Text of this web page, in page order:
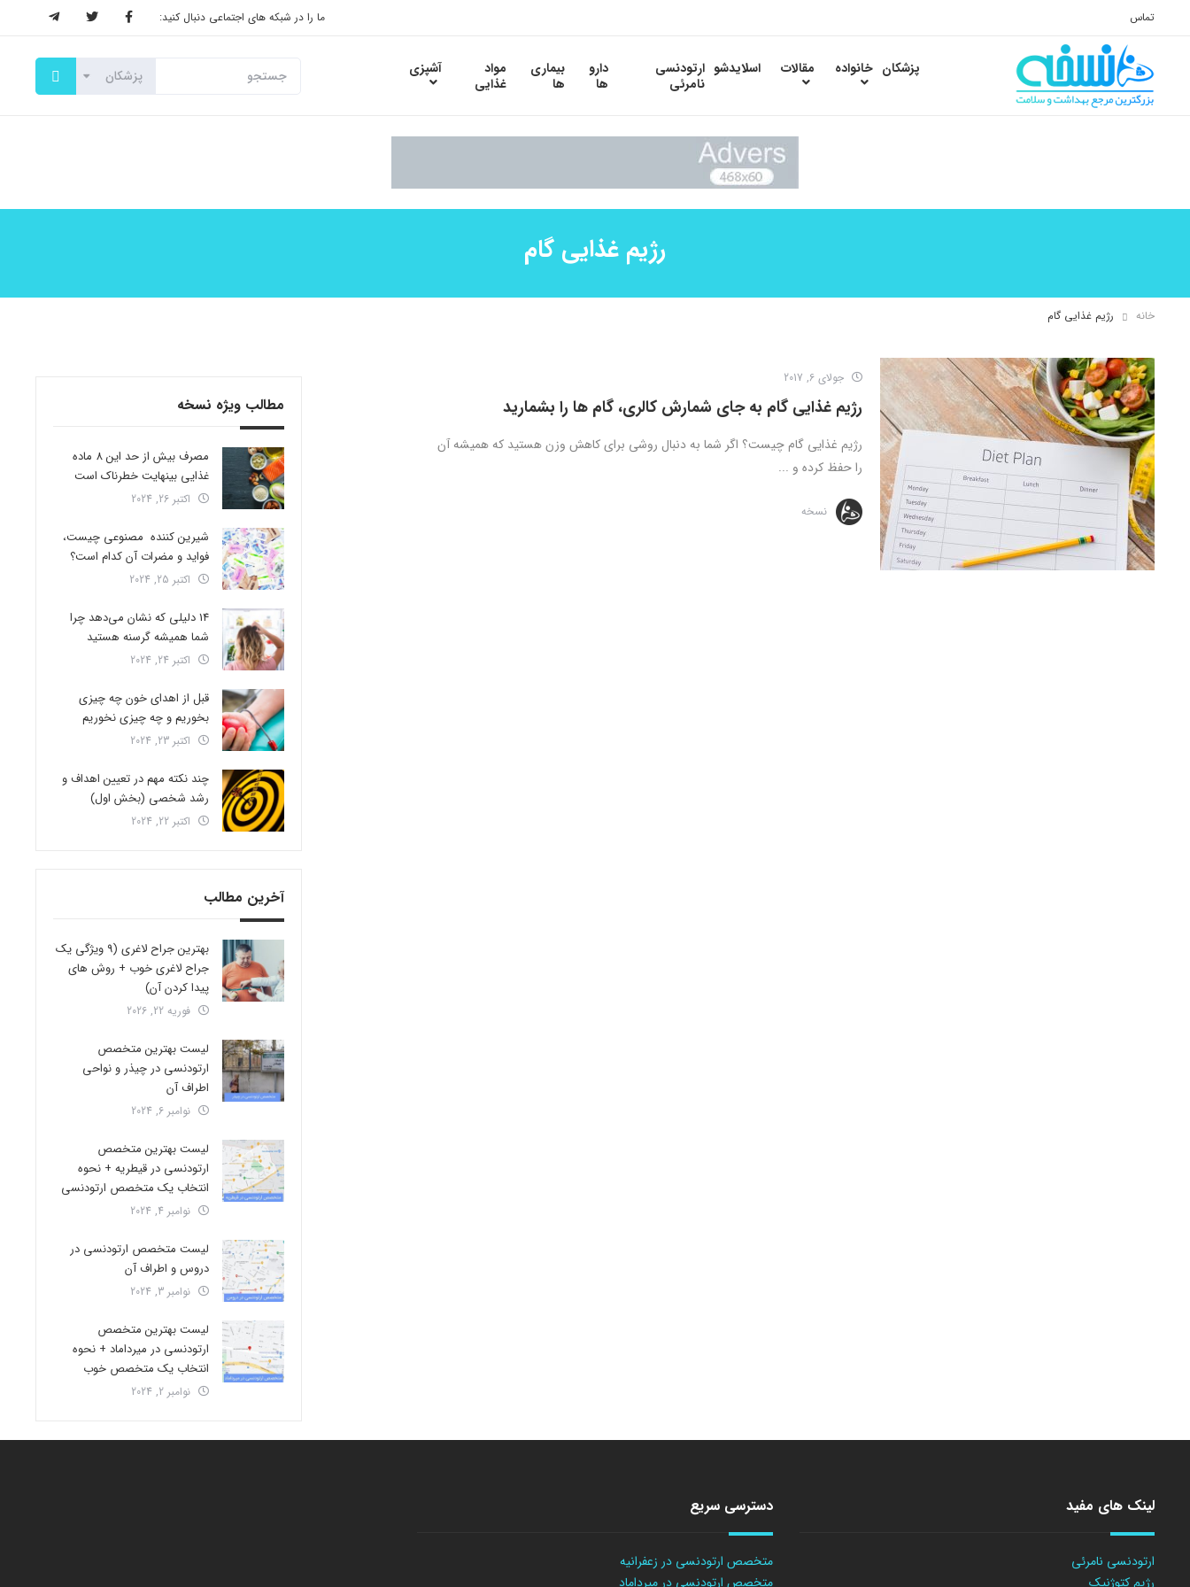
تماس ما را در شبکه های اجتماعی دنبال کنید:
پزشکان خانواده مقالات اسلایدشو ارتودنسی
نامرئی
دارو
ها
بیماری
ها
مواد
غذایی
آشپزی
رژیم غذایی گام
خانه رژیم غذایی گام
جولای 6, 2017
رژیم غذایی گام به جای شمارش کالری، گام‌ ها را بشمارید
رژیم غذایی گام چیست؟ اگر شما به دنبال روشی برای کاهش وزن هستید که همیشه آن
را حفظ کرده و ...
نسخه
مطالب ویژه نسخه
مصرف بیش از حد این 8 ماده
غذایی بینهایت خطرناک است
اکتبر 26, 2024
شیرین کننده مصنوعی چیست،
فواید و مضرات آن کدام است؟
اکتبر 25, 2024
14 دلیلی که نشان می‌دهد چرا
شما همیشه گرسنه هستید
اکتبر 24, 2024
قبل از اهدای خون چه چیزی
بخوریم و چه چیزی نخوریم
اکتبر 23, 2024
چند نکته مهم در تعیین اهداف و
رشد شخصی (بخش اول)
اکتبر 22, 2024
آخرین مطالب
بهترین جراح لاغری (9 ویژگی یک
جراح لاغری خوب + روش های
پیدا کردن آن)
فوریه 22, 2026
لیست بهترین متخصص
ارتودنسی در چیذر و نواحی
اطراف آن
نوامبر 6, 2024
لیست بهترین متخصص
ارتودنسی در قیطریه + نحوه
انتخاب یک متخصص ارتودنسی
نوامبر 4, 2024
لیست متخصص ارتودنسی در
دروس و اطراف آن
نوامبر 3, 2024
لیست بهترین متخصص
ارتودنسی در میرداماد + نحوه
انتخاب یک متخصص خوب
نوامبر 2, 2024
لینک های مفید
ارتودنسی نامرئی
رژیم کتوژنیک
دسترسی سریع
متخصص ارتودنسی در زعفرانیه
متخصص ارتودنسی در میرداماد